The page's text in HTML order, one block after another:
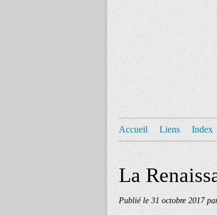
Accueil Liens Index
La
Publié le31 octobre 2017